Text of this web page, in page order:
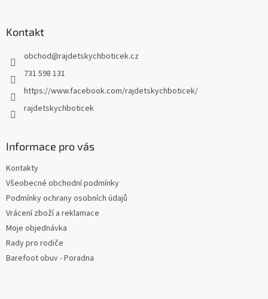
Kontakt
obchod@rajdetskychboticek.cz
731 598 131
https://www.facebook.com/rajdetskychboticek/
rajdetskychboticek
Informace pro vás
Kontakty
Všeobecné obchodní podmínky
Podmínky ochrany osobních údajů
Vrácení zboží a reklamace
Moje objednávka
Rady pro rodiče
Barefoot obuv - Poradna